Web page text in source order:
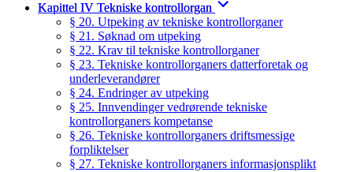
Kapittel IV Tekniske kontrollorgan
§ 20. Utpeking av tekniske kontrollorganer
§ 21. Søknad om utpeking
§ 22. Krav til tekniske kontrollorganer
§ 23. Tekniske kontrollorganers datterforetak og
underleverandører
§ 24. Endringer av utpeking
§ 25. Innvendinger vedrørende tekniske
kontrollorganers kompetanse
§ 26. Tekniske kontrollorganers driftsmessige
forpliktelser
§ 27. Tekniske kontrollorganers informasjonsplikt